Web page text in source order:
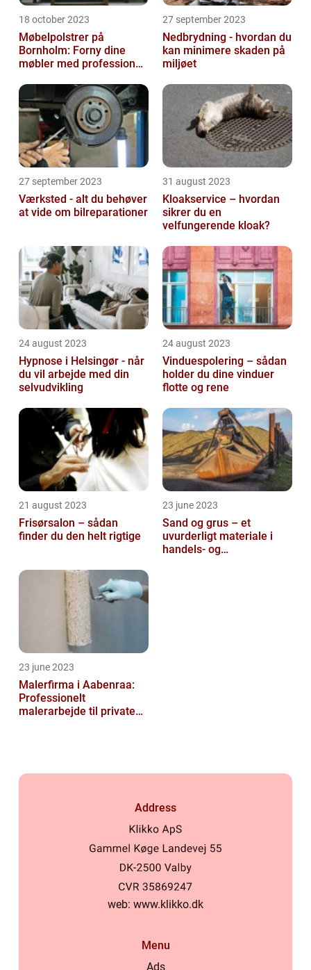
18 october 2023
Møbelpolstrer på
Bornholm: Forny dine
møbler med professionel
27 september 2023
Nedbrydning - hvordan du
kan minimere skaden på
miljøet
27 september 2023
Værksted - alt du behøver
at vide om bilreparationer
31 august 2023
Kloakservice – hvordan
sikrer du en
velfungerende kloak?
24 august 2023
Hypnose i Helsingør - når
du vil arbejde med din
selvudvikling
24 august 2023
Vinduespolering – sådan
holder du dine vinduer
flotte og rene
21 august 2023
Frisørsalon – sådan
finder du den helt rigtige
23 june 2023
Sand og grus – et
uvurderligt materiale i
handels- og
23 june 2023
Malerfirma i Aabenraa:
Professionelt
malerarbejde til private
Address
web: www.klikko.dk
Menu
Ads